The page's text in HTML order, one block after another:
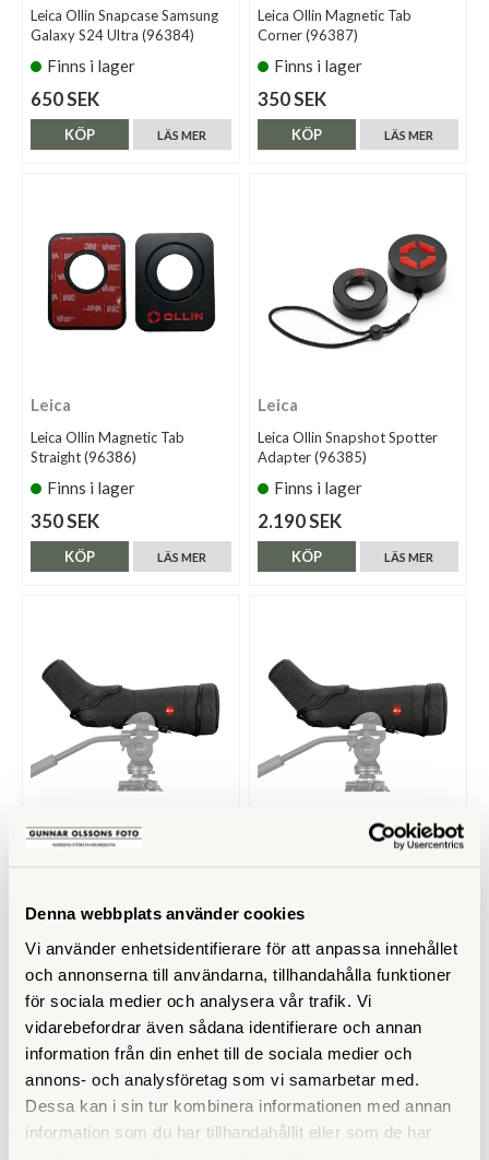
Denna webbplats använder cookies
Vi använder enhetsidentifierare för att anpassa innehållet
och annonserna till användarna, tillhandahålla funktioner
för sociala medier och analysera vår trafik. Vi
vidarebefordrar även sådana identifierare och annan
information från din enhet till de sociala medier och
annons- och analysföretag som vi samarbetar med.
Dessa kan i sin tur kombinera informationen med annan
information som du har tillhandahållit eller som de har
Leica Ollin Snapcase Samsung
Galaxy S24 Ultra (96384)
Finns i lager
650 SEK
LÄS MER
KÖP
Leica Ollin Magnetic Tab
Corner (96387)
Finns i lager
350 SEK
LÄS MER
KÖP
Leica
Leica Ollin Magnetic Tab
Straight (96386)
Finns i lager
350 SEK
LÄS MER
KÖP
Leica
Leica Ollin Snapshot Spotter
Adapter (96385)
Finns i lager
2.190 SEK
LÄS MER
KÖP
Leica
Finns i lager
2.990 SEK
LÄS MER
KÖP
Finns i lager
2.990 SEK
LÄS MER
KÖP